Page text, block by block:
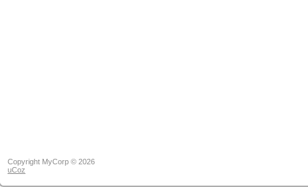
Copyright MyCorp © 2026
uCoz